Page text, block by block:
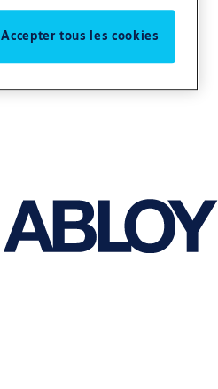
Accepter tous les cookies